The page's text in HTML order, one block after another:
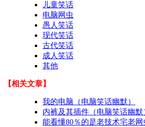
儿童笑话
电脑网虫
愚人笑话
现代笑话
古代笑话
成人笑话
其他
【相关文章】
我的电脑（电脑笑话幽默）
内裤及其插件（电脑笑话幽默
能看懂80％的是老技术宅老网